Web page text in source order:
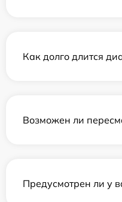
Как долго длится
Возможен ли
Предусмотрен ли у